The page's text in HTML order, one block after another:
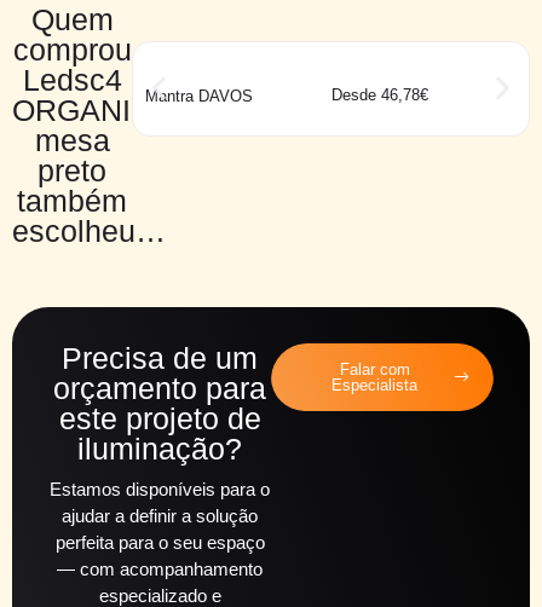
Quem
comprou
Ledsc4
ORGANIC
mesa
preto
também
escolheu…
Mantra DAVOS Desde 46,78€
Precisa de um
orçamento para
este projeto de
iluminação?
Estamos disponíveis para o
ajudar a definir a solução
perfeita para o seu espaço
— com acompanhamento
especializado e
Falar com
Especialista